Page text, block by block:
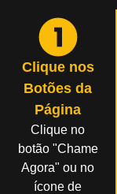
Clique nos
Botões da
Página
Clique no
botão "Chame
Agora" ou no
ícone de